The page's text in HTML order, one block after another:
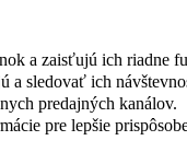
a zaisťujú ich riadne
sledovať ich
predajných kanálov.
pre lepšie